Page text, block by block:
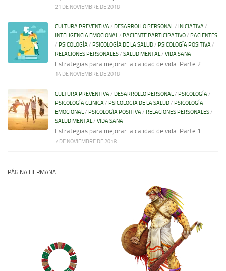
21 DE NOVIEMBRE DE 2018
CULTURA PREVENTIVA/ DESARROLLO PERSONAL/ INICIATIVA/
INTELIGENCIA EMOCIONAL/ PACIENTE PARTICIPATIVO/ PACIENTES
/ PSICOLOGÍA/ PSICOLOGÍA DE LA SALUD/ PSICOLOGÍA POSITIVA/
RELACIONES PERSONALES/ SALUD MENTAL/ VIDA SANA
Estrategias para mejorar la calidad de vida: Parte 2
14 DE NOVIEMBRE DE 2018
CULTURA PREVENTIVA/ DESARROLLO PERSONAL/ PSICOLOGÍA/
PSICOLOGÍA CLÍNICA/ PSICOLOGÍA DE LA SALUD/ PSICOLOGÍA
EMOCIONAL/ PSICOLOGÍA POSITIVA/ RELACIONES PERSONALES/
SALUD MENTAL/ VIDA SANA
Estrategias para mejorar la calidad de vida: Parte 1
7 DE NOVIEMBRE DE 2018
PÁGINA HERMANA